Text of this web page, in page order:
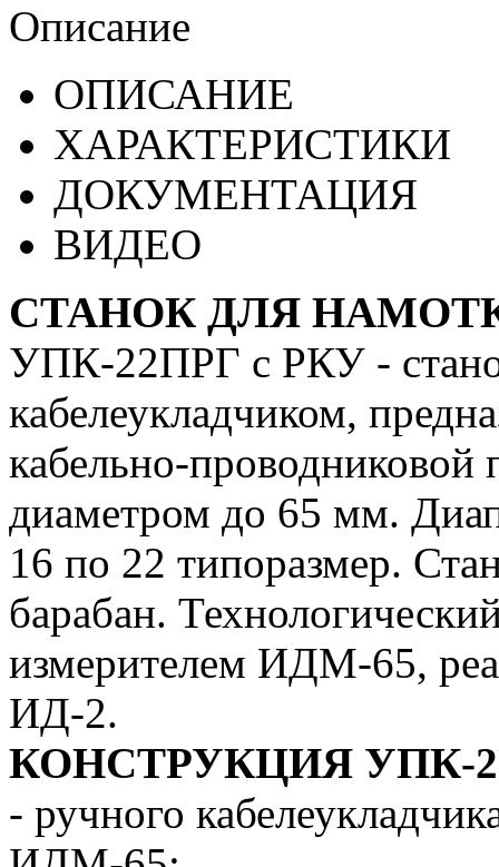
Описание
ОПИСАНИЕ
ХАРАКТЕРИСТИКИ
ДОКУМЕНТАЦИЯ
ВИДЕО
СТАНОК ДЛЯ
УПК-22ПРГ с РКУ -
кабелеукладчиком,
кабельно-
диаметром до 65 мм.
16 по 22 типоразмер.
барабан.
измерителем ИДМ-65,
ИД-2.
КОНСТРУКЦИЯ УПК-
- ручного